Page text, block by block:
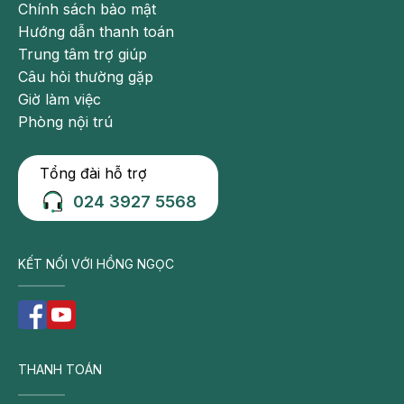
Tiêm chủng Mỹ Đình: Những lưu ý khi cho
bé đi tiêm chủng tại Hồng Ngọc
Keangnam
Bên cạnh việc tìm kiếm địa chỉ tiêm chủng Mỹ Đình
Chính sách bảo mật
Hướng dẫn thanh toán
Trung tâm trợ giúp
Câu hỏi thường gặp
Giờ làm việc
Phòng nội trú
Tổng đài hỗ trợ
024 3927 5568
KẾT NỐI VỚI HỒNG NGỌC
THANH TOÁN